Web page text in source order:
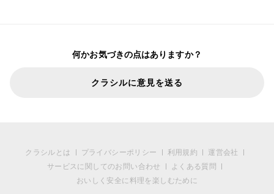
何かお気づきの点はありますか？
クラシルに意見を送る
クラシルとは プライバシーポリシー 利用規約
運営会社
サービスに関してのお問い合わせ
よくある質問
おいしく安全に料理を楽しむために